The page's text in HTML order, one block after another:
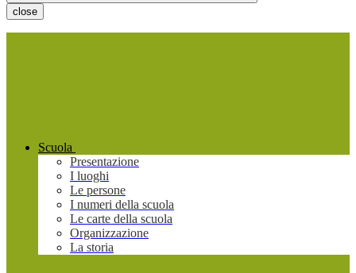
close
Scuola
Presentazione
I luoghi
Le persone
I numeri della scuola
Le carte della scuola
Organizzazione
La storia